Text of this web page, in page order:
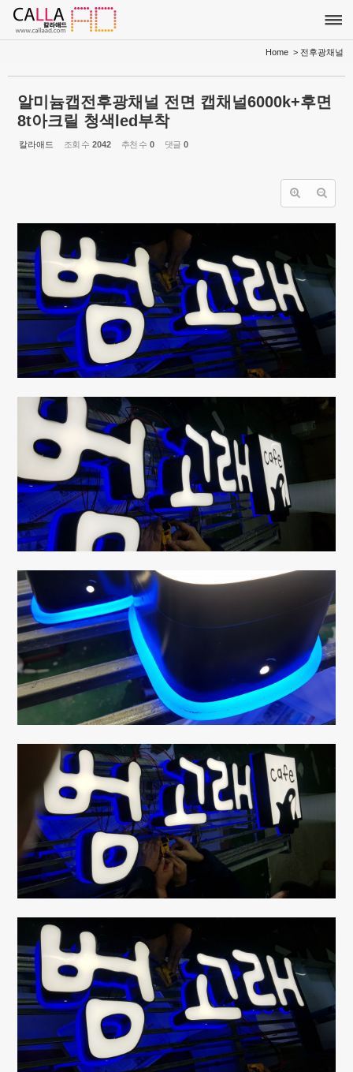
Home > 전후광채널
알미늄캡전후광채널 전면 캡채널6000k+후면
8t아크릴 청색led부착
칼라애드 조회 수 2042 추천 수 0 댓글 0